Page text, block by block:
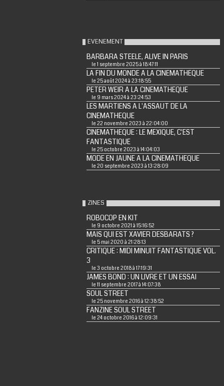
EVENEMENT
BARBARA STEELE, ALIVE IN PARIS
le 1 septembre 2025 à 18:47:11
LA FIN DU MONDE A LA CINEMATHEQUE
le 25 août 2024 à 23:18:55
PETER WEIR A LA CINEMATHEQUE
le 9 mars 2024 à 23:24:53
LES MARTIENS A L'ASSAUT DE LA
CINEMATHEQUE
le 22 novembre 2023 à 22:04:00
CINEMATHEQUE : LE MEXIQUE, C'EST
FANTASTIQUE
le 25 octobre 2023 à 14:04:03
MODE EN JAUNE A LA CINEMATHEQUE
le 20 septembre 2023 à 13:28:09
ZINES
ROBOCOP EN KIT
le 9 octobre 2021 à 15:16:52
MAIS QUI EST XAVIER DESBARATS ?
le 5 mai 2020 à 21:28:13
CRITIQUE : MIDI MINUIT FANTASTIQUE VOL.
3
le 3 octobre 2018 à 17:19:31
JAMES BOND : UN LIVRE ET UN ESSAI
le 11 septembre 2017 à 14:07:38
SOUL STREET
le 25 novembre 2016 à 12:38:52
FANZINE SOUL STREET
le 24 octobre 2016 à 12:09:31